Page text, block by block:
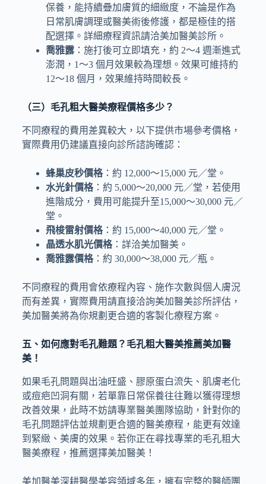
保養，能持續疊加膚質的細緻度，不論是作為
日常肌膚調理或醫美術後修護，都是極佳的搭
配選擇。詳細療程資訊請洽美加醫美診所。
喬雅露：施打後可立即填充，約 2～4 週漸進式
澎潤，1～3 個月效果較為理想。效果可維持約
12～18 個月，效果維持時間較長。
（三）毛孔粗大醫美療程價格多少？
不同療程的費用差異較大，以下提供市場參考價格，
實際費用仍建議直接向診所諮詢確認：
蜂巢皮秒價格：約 12,000～15,000 元／堂。
水光針價格：約 5,000～20,000 元／堂 ，若使用
進階成分，費用可能提升至15,000～30,000 元／
堂 。
飛梭雷射價格：約 15,000～40,000 元／堂。
晶透水肌光價格：詳洽美加醫美。
喬雅露價格：約 30,000～38,000 元／瓶。
不同療程的費用會依療程內容、施作次數與個人膚況
而有差異，實際費用請直接洽詢美加醫美診所評估，
美加醫美將為你規劃更合適的客製化療程方案。
五、如何應對毛孔難題？毛孔粗大醫美推薦美加醫
美！
如果毛孔問題與出油旺盛、膠原蛋白流失、肌膚老化
或痘疤凹洞有關，若單靠日常保養往往難以獲得理想
改善效果，此時不妨請專業醫美團隊協助，針對你的
毛孔問題評估並規劃更合適的醫美療程，能更有效達
到緊緻、美膚的效果。若你正在尋找專業的毛孔粗大
醫美療程，推薦選擇美加醫美！
美加醫美深耕醫學美容領域多年，擁有完整的醫師團